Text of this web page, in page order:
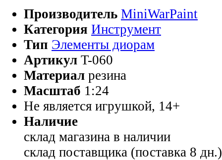
Производитель MiniWarPaint
Категория Инструмент
Тип Элементы диорам
Артикул T-060
Материал резина
Масштаб 1:24
Не является игрушкой, 14+
Наличие
склад магазина в наличии
склад поставщика (поставка 8